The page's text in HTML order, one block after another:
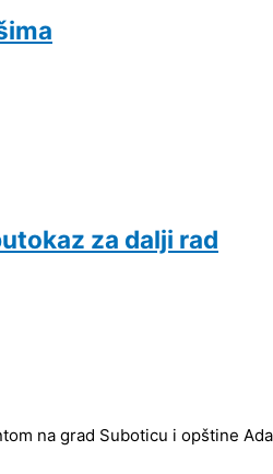
za dalji rad
na grad Suboticu i opštine